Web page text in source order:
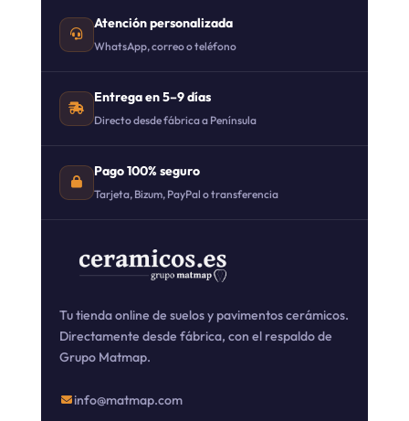
Atención personalizada
WhatsApp, correo o teléfono
Entrega en 5–9 días
Directo desde fábrica a Península
Pago 100% seguro
Tarjeta, Bizum, PayPal o transferencia
Tu tienda online de suelos y pavimentos cerámicos.
Directamente desde fábrica, con el respaldo de
Grupo Matmap.
info@matmap.com